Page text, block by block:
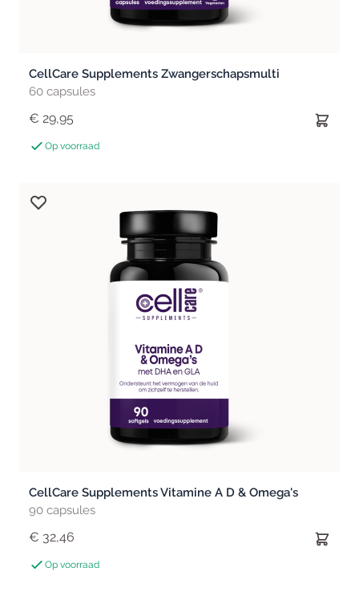
CellCare Supplements Zwangerschapsmulti
60 capsules
€ 29,95
Op voorraad
CellCare Supplements Vitamine A D & Omega's
90 capsules
€ 32,46
Op voorraad